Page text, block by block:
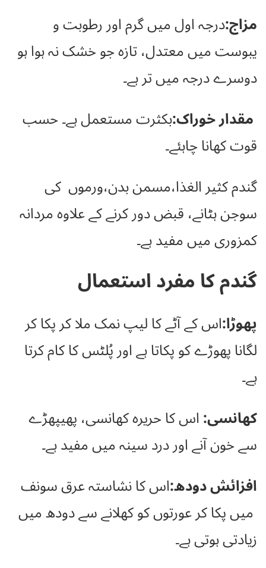
مزاج:درجہ اول میں گرم اور رطوبت و
یبوست میں معتدل، تازہ جو خشک نہ ہوا ہو
دوسرے درجہ میں تر ہے۔
مقدار خوراک:بکثرت مستعمل ہے۔ حسب
قوت کھانا چاہئے۔
گندم کثیر الغذا،مسمن بدن،ورموں کی
سوجن ہٹانے، قبض دور کرنے کے علاوہ مردانہ
کمزوری میں مفید ہے۔
گندم کا مفرد استعمال
پھوڑا:اس کے آٹے کا لیپ نمک ملا کر پکا کر
لگانا پھوڑے کو پکاتا ہے اور پُلٹس کا کام کرتا
ہے۔
کھانسی:اس کا حریرہ کھانسی، پھیپھڑے
سے خون آنے اور درد سینہ میں مفید ہے۔
افزائش دودھ:اس کا نشاستہ عرق سونف
میں پکا کر عورتوں کو کھلانے سے دودھ میں
زیادتی ہوتی ہے۔